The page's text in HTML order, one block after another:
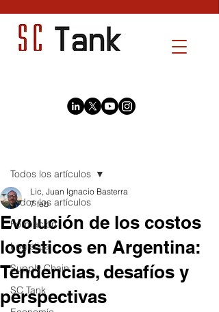
Todos los artículos
Formación
Logística
Supply Chain
SC Tank
Todos los artículos
Evolución de los costos
logísticos en Argentina:
Tendencias, desafíos y
perspectivas
Lic, Juan Ignacio Basterra
7 feb